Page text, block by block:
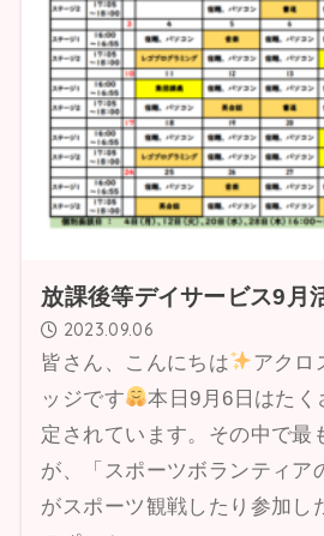
放課後等デイサービス9月
2023.09.06
皆さん、こんにちは
アクロ
ッジです
本日9月6日はたく
定されています。その中で最
が、「スポーツボランティア
がスポーツ観戦したり参加し